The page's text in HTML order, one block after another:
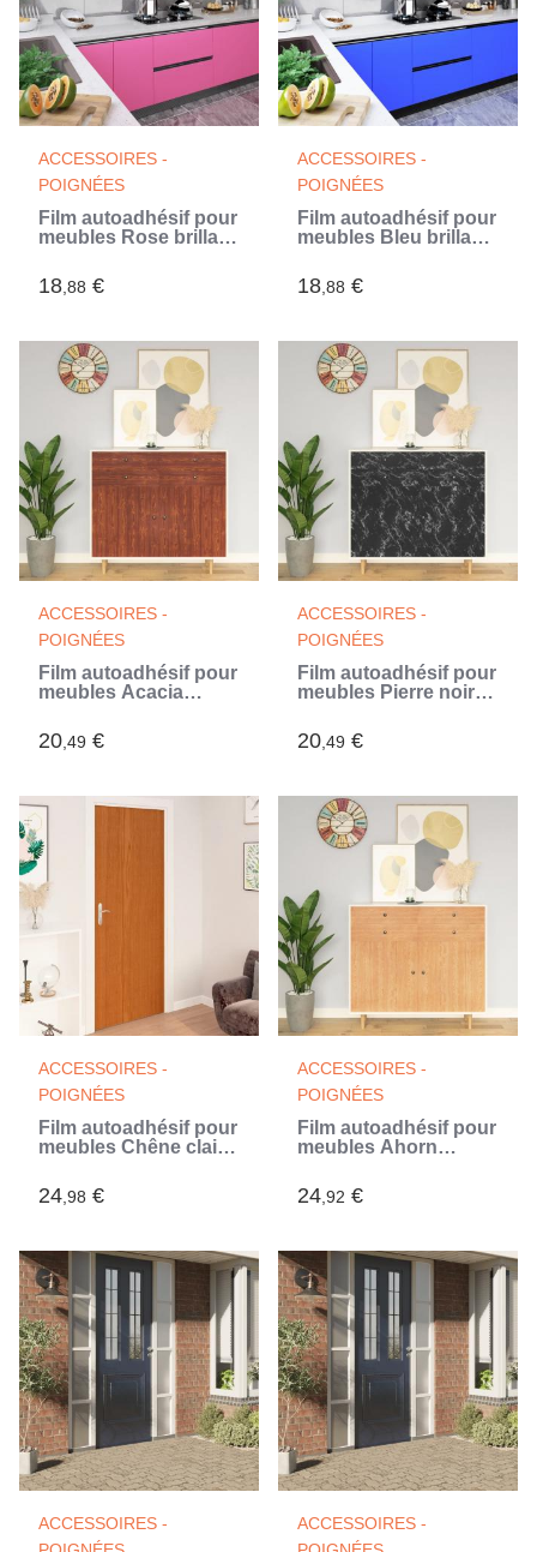
ACCESSOIRES -
POIGNÉES
Film autoadhésif pour
meubles Rose brillant
18,88 €
ACCESSOIRES -
POIGNÉES
Film autoadhésif pour
meubles Bleu brillant
18,88 €
ACCESSOIRES -
POIGNÉES
Film autoadhésif pour
meubles Acacia
20,49 €
ACCESSOIRES -
POIGNÉES
Film autoadhésif pour
meubles Pierre noire
20,49 €
ACCESSOIRES -
POIGNÉES
Film autoadhésif pour
meubles Chêne clair
24,98 €
ACCESSOIRES -
POIGNÉES
Film autoadhésif pour
meubles Ahorn
24,92 €
ACCESSOIRES -
ACCESSOIRES -